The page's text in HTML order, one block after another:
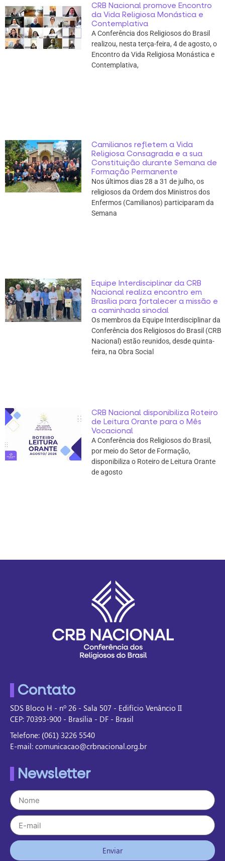
CRB Nacional promove Encontro
da Vida Religiosa Monástica e
Contemplativa
A Conferência dos Religiosos do Brasil
realizou, nesta terça-feira, 4 de agosto, o
Encontro da Vida Religiosa Monástica e
Contemplativa,
Camilianos refletem a Vida
Religiosa Consagrada e a sua
Constituição durante Semana de
Formação Permanente
Nos últimos dias 28 a 31 de julho, os
religiosos da Ordem dos Ministros dos
Enfermos (Camilianos) participaram da
Semana
Equipe Interdisciplinar da CRB
Nacional realiza encontro em
Brasília para fortalecer a missão e
a caminhada sinodal
Os membros da Equipe Interdisciplinar da
Conferência dos Religiosos do Brasil (CRB
Nacional) estão reunidos, desde quinta-
feira, na Obra Social
CRB Nacional disponibiliza Roteiro
de Leitura Orante para o Mês
Vocacional
A Conferência dos Religiosos do Brasil,
por meio do Setor de Formação,
disponibiliza o Roteiro de Leitura Orante
de agosto
Contato
SDS Bloco H - nº 26 - Sala 507 - Edifício Venâncio II
CEP: 70393-900 - Brasília - DF - Brasil
Telefone: (061) 3226 5540
E-mail: comunicacao@crbnacional.org.br
Newsletter
Enviar